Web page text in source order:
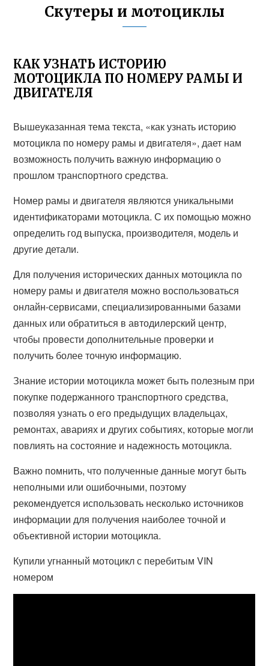
Скутеры и мотоциклы
КАК УЗНАТЬ ИСТОРИЮ
МОТОЦИКЛА ПО НОМЕРУ РАМЫ И
ДВИГАТЕЛЯ
Вышеуказанная тема текста, «как узнать историю
мотоцикла по номеру рамы и двигателя», дает нам
возможность получить важную информацию о
прошлом транспортного средства.
Номер рамы и двигателя являются уникальными
идентификаторами мотоцикла. С их помощью можно
определить год выпуска, производителя, модель и
другие детали.
Для получения исторических данных мотоцикла по
номеру рамы и двигателя можно воспользоваться
онлайн-сервисами, специализированными базами
данных или обратиться в автодилерский центр,
чтобы провести дополнительные проверки и
получить более точную информацию.
Знание истории мотоцикла может быть полезным при
покупке подержанного транспортного средства,
позволяя узнать о его предыдущих владельцах,
ремонтах, авариях и других событиях, которые могли
повлиять на состояние и надежность мотоцикла.
Важно помнить, что полученные данные могут быть
неполными или ошибочными, поэтому
рекомендуется использовать несколько источников
информации для получения наиболее точной и
объективной истории мотоцикла.
Купили угнанный мотоцикл с перебитым VIN
номером